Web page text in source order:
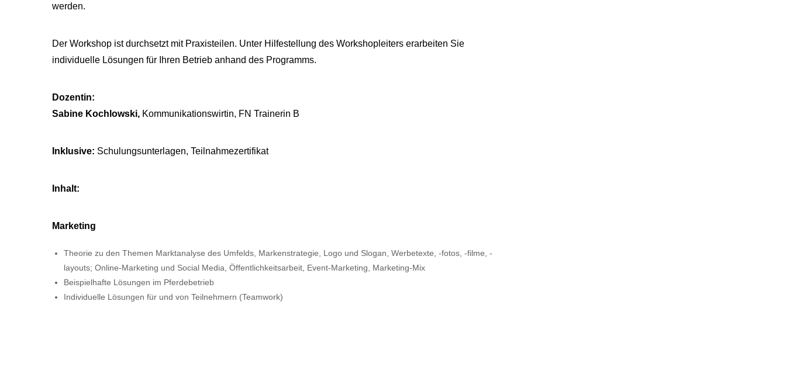
werden.
Der Workshop ist durchsetzt mit Praxisteilen. Unter Hilfestellung des Workshopleiters erarbeiten Sie
individuelle Lösungen für Ihren Betrieb anhand des Programms.
Dozentin:
Sabine Kochlowski, Kommunikationswirtin, FN Trainerin B
Inklusive: Schulungsunterlagen, Teilnahmezertifikat
Inhalt:
Marketing
Theorie zu den Themen Marktanalyse des Umfelds, Markenstrategie, Logo und Slogan, Werbetexte, -fotos, -filme, -
layouts; Online-Marketing und Social Media, Öffentlichkeitsarbeit, Event-Marketing, Marketing-Mix
Beispielhafte Lösungen im Pferdebetrieb
Individuelle Lösungen für und von Teilnehmern (Teamwork)